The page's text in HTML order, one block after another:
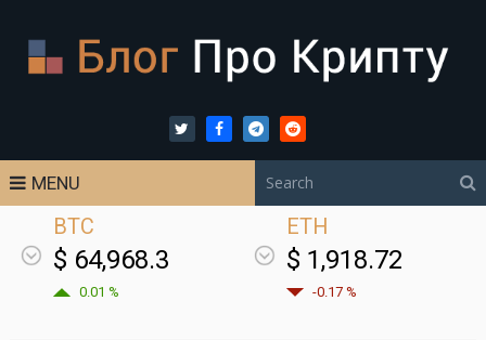
MENU
BTC
$ 64,968.3
0.01 %
ETH
$ 1,918.72
-0.17 %